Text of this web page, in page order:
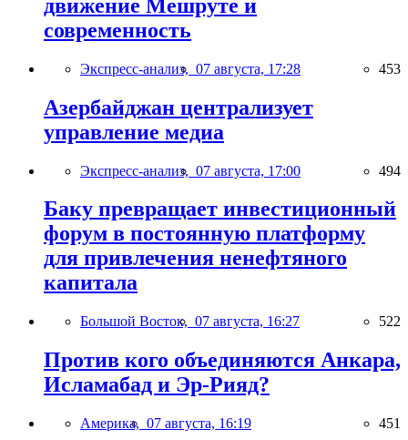
движение Мешруте и
современность
Экспресс-анализ, 07 августа, 17:28 453
Азербайджан централизует
управление медиа
Экспресс-анализ, 07 августа, 17:00 494
Баку превращает инвестиционный
форум в постоянную платформу
для привлечения ненефтяного
капитала
Большой Восток, 07 августа, 16:27 522
Против кого объединяются Анкара,
Исламабад и Эр-Рияд?
Америка, 07 августа, 16:19 451